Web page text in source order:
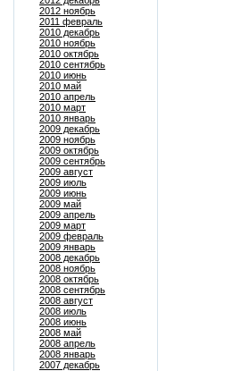
2012 ноябрь
2011 февраль
2010 декабрь
2010 ноябрь
2010 октябрь
2010 сентябрь
2010 июнь
2010 май
2010 апрель
2010 март
2010 январь
2009 декабрь
2009 ноябрь
2009 октябрь
2009 сентябрь
2009 август
2009 июль
2009 июнь
2009 май
2009 апрель
2009 март
2009 февраль
2009 январь
2008 декабрь
2008 ноябрь
2008 октябрь
2008 сентябрь
2008 август
2008 июль
2008 июнь
2008 май
2008 апрель
2008 январь
2007 декабрь